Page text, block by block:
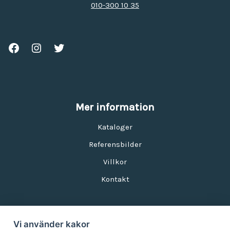
010-300 10 35
Mer information
Kataloger
Referensbilder
Villkor
Kontakt
Vi använder kakor